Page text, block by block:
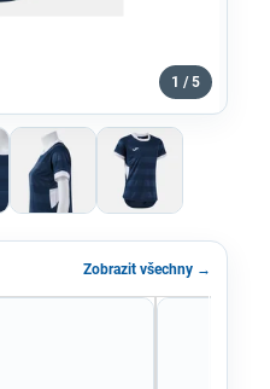
1 / 5
Zobrazit všechny →